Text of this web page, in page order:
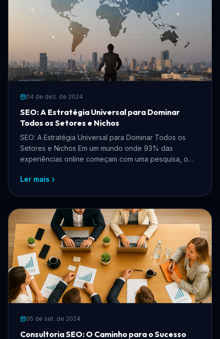
04 de dez. de 2024
SEO: A Estratégia Universal para Dominar
Todos os Setores e Nichos
SEO: A Estratégia Universal para Dominar Todos os
Setores e Nichos Em um mundo onde 93% das
experiências online começam com uma pesquisa, o
Ler mais
05 de set. de 2024
Consultoria SEO: O Caminho para o Sucesso